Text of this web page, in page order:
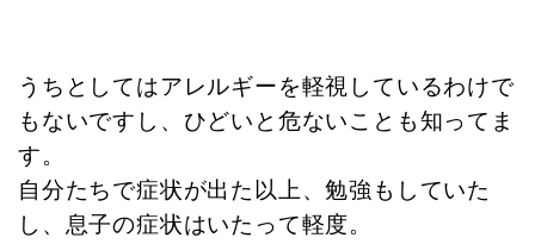
うちとしてはアレルギーを軽視しているわけで
もないですし、ひどいと危ないことも知ってま
す。
自分たちで症状が出た以上、勉強もしていた
し、息子の症状はいたって軽度。